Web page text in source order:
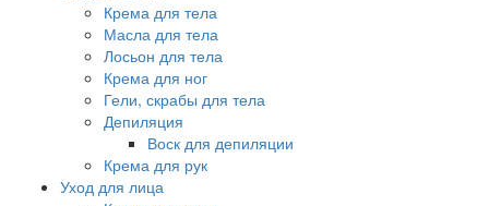
Крема для тела
Масла для тела
Лосьон для тела
Крема для ног
Гели, скрабы для тела
Депиляция
Воск для депиляции
Крема для рук
Уход для лица